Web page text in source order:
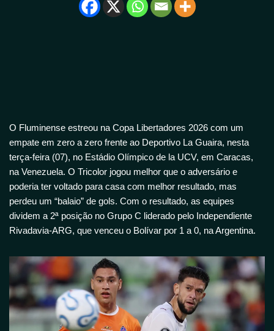
O Fluminense estreou na Copa Libertadores 2026 com um
empate em zero a zero frente ao Deportivo La Guaira, nesta
terça-feira (07), no Estádio Olímpico de la UCV, em Caracas,
na Venezuela. O Tricolor jogou melhor que o adversário e
poderia ter voltado para casa com melhor resultado, mas
perdeu um “balaio” de gols. Com o resultado, as equipes
dividem a 2ª posição no Grupo C liderado pelo Independiente
Rivadavia-ARG, que venceu o Bolívar por 1 a 0, na Argentina.